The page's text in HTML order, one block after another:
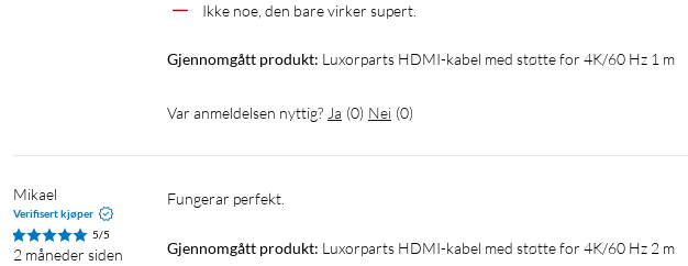
Ikke noe, den bare virker supert.
Gjennomgått produkt: Luxorparts HDMI-kabel med støtte for 4K/60 Hz 1 m
Var anmeldelsen nyttig? Ja (0) Nei (0)
Mikael
Verifisert kjøper
5/5
2 måneder siden
Fungerar perfekt.
Gjennomgått produkt: Luxorparts HDMI-kabel med støtte for 4K/60 Hz 2 m